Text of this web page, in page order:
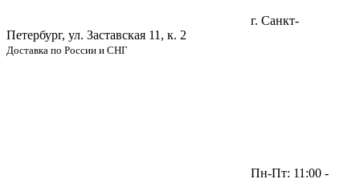
г. Санкт-
Петербург, ул. Заставская 11, к. 2
Доставка по России и СНГ
Пн-Пт: 11:00 -